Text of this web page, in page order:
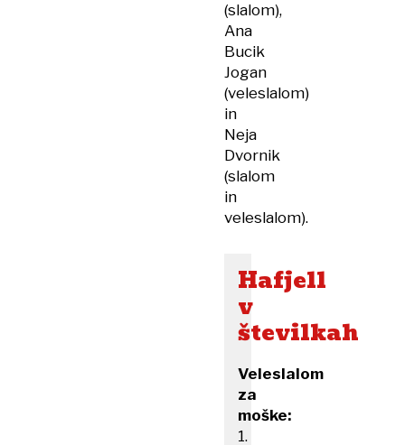
(slalom),
Ana
Bucik
Jogan
(veleslalom)
in
Neja
Dvornik
(slalom
in
veleslalom).
Hafjell
v
številkah
Veleslalom
za
moške:
1.